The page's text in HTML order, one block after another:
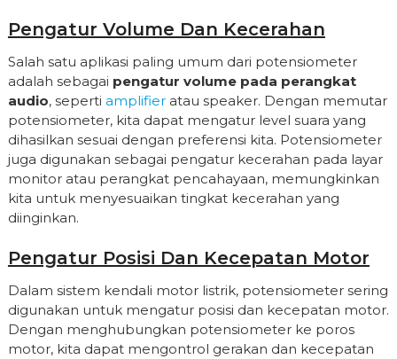
Pengatur Volume Dan Kecerahan
Salah satu aplikasi paling umum dari potensiometer
adalah sebagai pengatur volume pada perangkat
audio, seperti amplifieratau speaker. Dengan memutar
potensiometer, kita dapat mengatur level suara yang
dihasilkan sesuai dengan preferensi kita. Potensiometer
juga digunakan sebagai pengatur kecerahan pada layar
monitor atau perangkat pencahayaan, memungkinkan
kita untuk menyesuaikan tingkat kecerahan yang
diinginkan.
Pengatur Posisi Dan Kecepatan Motor
Dalam sistem kendali motor listrik, potensiometer sering
digunakan untuk mengatur posisi dan kecepatan motor.
Dengan menghubungkan potensiometer ke poros
motor, kita dapat mengontrol gerakan dan kecepatan